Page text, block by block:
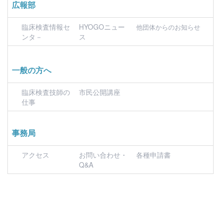
広報部
臨床検査情報セ
ンタ－
HYOGOニュー
ス
他団体からのお知らせ
一般の方へ
臨床検査技師の
仕事
市民公開講座
事務局
アクセス
お問い合わせ・
Q&A
各種申請書